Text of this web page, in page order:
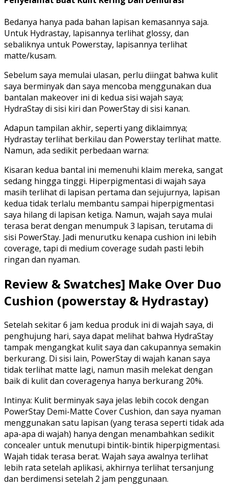
Bedanya hanya pada bahan lapisan kemasannya saja.
Untuk Hydrastay, lapisannya terlihat glossy, dan
sebaliknya untuk Powerstay, lapisannya terlihat
matte/kusam.
Sebelum saya memulai ulasan, perlu diingat bahwa kulit
saya berminyak dan saya mencoba menggunakan dua
bantalan makeover ini di kedua sisi wajah saya;
HydraStay di sisi kiri dan PowerStay di sisi kanan.
Adapun tampilan akhir, seperti yang diklaimnya;
Hydrastay terlihat berkilau dan Powerstay terlihat matte.
Namun, ada sedikit perbedaan warna:
Kisaran kedua bantal ini memenuhi klaim mereka, sangat
sedang hingga tinggi. Hiperpigmentasi di wajah saya
masih terlihat di lapisan pertama dan sejujurnya, lapisan
kedua tidak terlalu membantu sampai hiperpigmentasi
saya hilang di lapisan ketiga. Namun, wajah saya mulai
terasa berat dengan menumpuk 3 lapisan, terutama di
sisi PowerStay. Jadi menurutku kenapa cushion ini lebih
coverage, tapi di medium coverage sudah pasti lebih
ringan dan nyaman.
Review & Swatches] Make Over Duo
Cushion (powerstay & Hydrastay)
Setelah sekitar 6 jam kedua produk ini di wajah saya, di
penghujung hari, saya dapat melihat bahwa HydraStay
tampak mengangkat kulit saya dan cakupannya semakin
berkurang. Di sisi lain, PowerStay di wajah kanan saya
tidak terlihat matte lagi, namun masih melekat dengan
baik di kulit dan coveragenya hanya berkurang 20%.
Intinya: Kulit berminyak saya jelas lebih cocok dengan
PowerStay Demi-Matte Cover Cushion, dan saya nyaman
menggunakan satu lapisan (yang terasa seperti tidak ada
apa-apa di wajah) hanya dengan menambahkan sedikit
concealer untuk menutupi bintik-bintik hiperpigmentasi.
Wajah tidak terasa berat. Wajah saya awalnya terlihat
lebih rata setelah aplikasi, akhirnya terlihat tersanjung
dan berdimensi setelah 2 jam penggunaan.